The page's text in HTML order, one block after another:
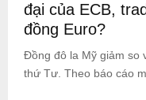
đại của ECB,
đồng Euro?
Đồng đô la Mỹ giảm so
thứ Tư. Theo báo cáo